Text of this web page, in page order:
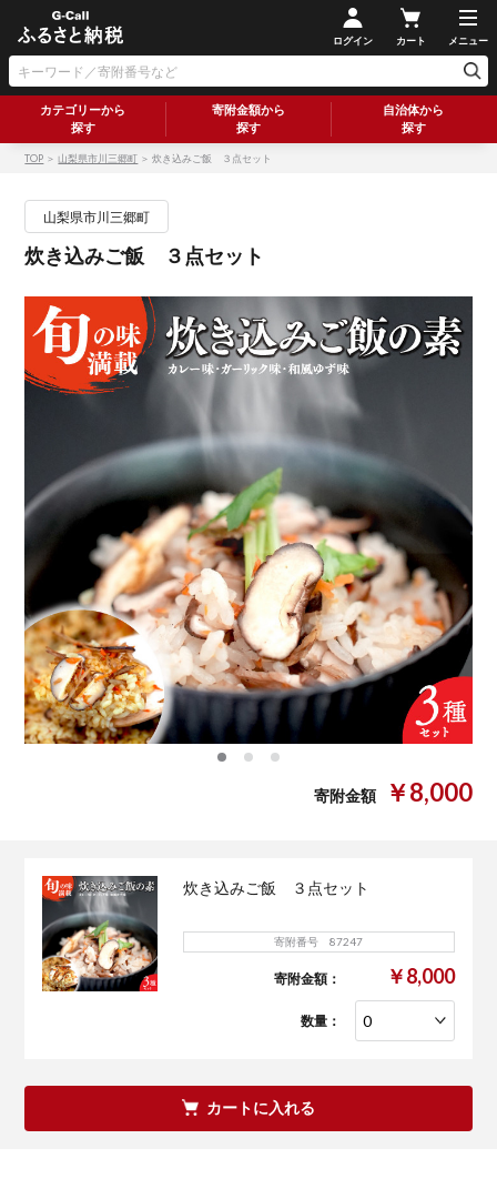
ログイン カート メニュー
カテゴリーから
探す
寄附金額から
探す
自治体から
探す
TOP ＞山梨県市川三郷町 ＞ 炊き込みご飯 ３点セット
山梨県市川三郷町
炊き込みご飯 ３点セット
寄附金額 ￥8,000
炊き込みご飯 ３点セット
寄附番号 87247
寄附金額： ￥8,000
数量：
カートに入れる